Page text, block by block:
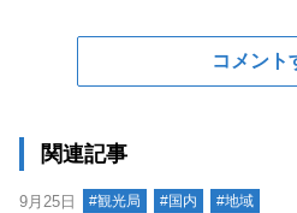
コメント
関連記事
9月25日 #観光局 #国内 #地域